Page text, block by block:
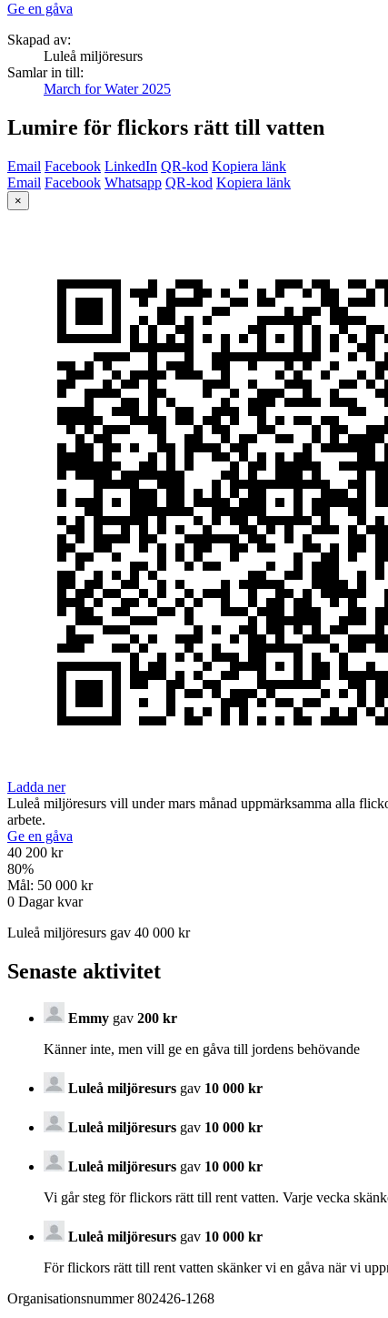
Ge en gåva
Skapad av:
Luleå miljöresurs
Samlar in till:
March for Water 2025
Lumire för flickors rätt till vatten
Email Facebook LinkedIn QR-kod Kopiera länk
Email Facebook Whatsapp QR-kod Kopiera länk
×
Ladda ner
Luleå miljöresurs vill under mars månad uppmärksamma alla
arbete.
Ge en gåva
40 200 kr
80%
Mål: 50 000 kr
0 Dagar kvar
Luleå miljöresurs gav 40 000 kr
Senaste aktivitet
Emmy gav 200 kr
Känner inte, men vill ge en gåva till jordens behövande
Luleå miljöresurs gav 10 000 kr
Luleå miljöresurs gav 10 000 kr
Luleå miljöresurs gav 10 000 kr
Vi går steg för flickors rätt till rent vatten. Varje vecka
Luleå miljöresurs gav 10 000 kr
För flickors rätt till rent vatten skänker vi en gåva när vi
Organisationsnummer 802426-1268